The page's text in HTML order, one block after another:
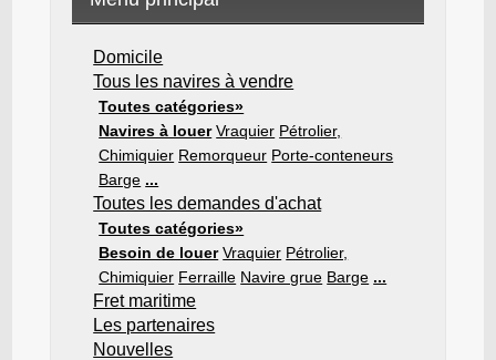
Domicile
Tous les navires à vendre
Toutes catégories»
Navires à louer Vraquier Pétrolier,
Chimiquier Remorqueur Porte-conteneurs
Barge ...
Toutes les demandes d'achat
Toutes catégories»
Besoin de louer Vraquier Pétrolier,
Chimiquier Ferraille Navire grue Barge ...
Fret maritime
Les partenaires
Nouvelles